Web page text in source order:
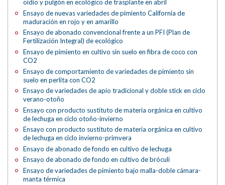
oídio y pulgón en ecológico de trasplante en abril
Ensayo de nuevas variedades de pimiento California de
maduración en rojo y en amarillo
Ensayo de abonado convencional frente a un PFI (Plan de
Fertilización Integral) de ecológico
Ensayo de pimiento en cultivo sin suelo en fibra de coco con
CO2
Ensayo de comportamiento de variedades de pimiento sin
suelo en perlita con CO2
Ensayo de variedades de apio tradicional y doble stick en ciclo
verano-otoño
Ensayo con producto sustituto de materia orgánica en cultivo
de lechuga en ciclo otoño-invierno
Ensayo con producto sustituto de materia orgánica en cultivo
de lechuga en ciclo invierno-primvera
Ensayo de abonado de fondo en cultivo de lechuga
Ensayo de abonado de fondo en cultivo de bróculi
Ensayo de variedades de pimiento bajo malla-doble cámara-
manta térmica